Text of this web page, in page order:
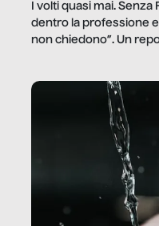
I volti quasi mai.
dentro la professione
non chiedono”. Un